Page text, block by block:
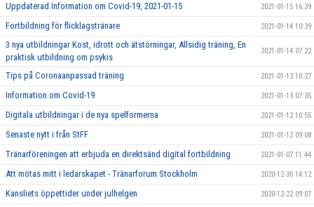
Uppdaterad Information om Covid-19, 2021-01-15 2021-01-15 16:39
Fortbildning för flicklagstränare 2021-01-14 10:39
3 nya utbildningar Kost, idrott och ätstörningar, Allsidig träning, En
praktisk utbildning om psykis
2021-01-14 07:22
Tips på Coronaanpassad träning 2021-01-13 10:27
Information om Covid-19 2021-01-13 07:35
Digitala utbildningar i de nya spelformerna 2021-01-12 10:55
Senaste nytt i från StFF 2021-01-12 09:08
Tränarföreningen att erbjuda en direktsänd digital fortbildning 2021-01-07 11:44
Att mötas mitt i ledarskapet - Tränarforum Stockholm 2020-12-30 14:12
Kansliets öppettider under julhelgen 2020-12-22 09:07